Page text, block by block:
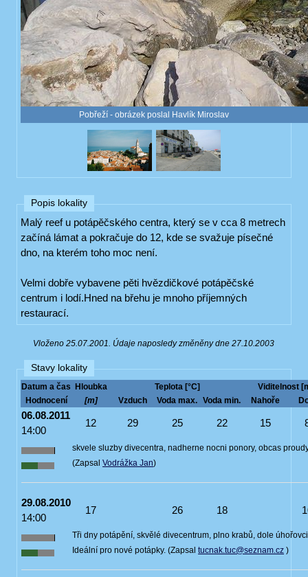
Pobřeží - obrázek poslal Havlík Miroslav
Popis lokality
Malý reef u potápěčského centra, který se v cca 8 metrech
začíná lámat a pokračuje do 12, kde se svažuje písečné
dno, na kterém toho moc není.
Velmi dobře vybavene pěti hvězdičkové potápěčské
centrum i lodí.Hned na břehu je mnoho příjemných
restaurací.
Vloženo 25.07.2001. Údaje naposledy změněny dne 27.10.2003
Stavy lokality
Datum a čas Hloubka Teplota [°C]
Viditelnost
Hodnocení
[m] Vzduch Voda max. Voda min. Nahoře
06.08.2011
14:00
12 29 25 22 15
skvele sluzby divecentra, nadherne nocni ponory, obcas
(Zapsal Vodrážka Jan)
29.08.2010
14:00
17 26 18
Tři dny potápění, skvělé divecentrum, plno krabů, dole
Ideální pro nové potápky. (Zapsal tucnak.tuc@seznam.cz )